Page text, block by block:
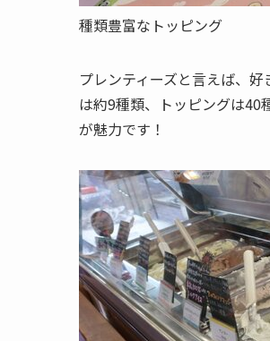
種類豊富なトッピング
プレンティーズと言えば、
は約9種類、トッピングは40
が魅力です！